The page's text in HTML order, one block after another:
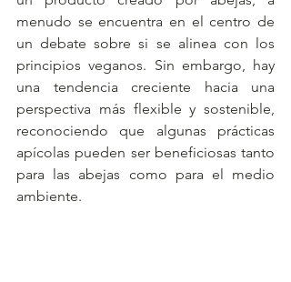
menudo se encuentra en el centro de
un debate sobre si se alinea con los
principios veganos. Sin embargo, hay
una tendencia creciente hacia una
perspectiva más flexible y sostenible,
reconociendo que algunas prácticas
apícolas pueden ser beneficiosas tanto
para las abejas como para el medio
ambiente.